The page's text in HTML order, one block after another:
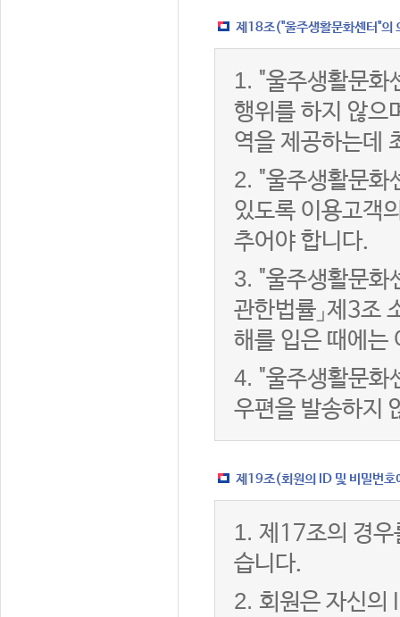
제18조("울주생활문화센터"의
1. "울주생활문화
행위를 하지 않으
역을 제공하는데
2. "울주생활문화
있도록 이용고객
추어야 합니다.
3. "울주생활문화
관한법률」제3조
해를 입은 때에는
4. "울주생활문화
우편을 발송하지
제19조(회원의 ID 및 비밀번호
1. 제17조의 경우
습니다.
2. 회원은 자신의